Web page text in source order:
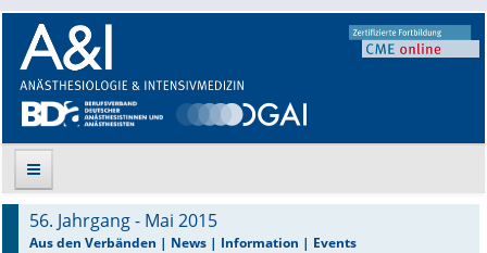
Suche
56. Jahrgang - Mai 2015
Aus den Verbänden | News | Information | Events